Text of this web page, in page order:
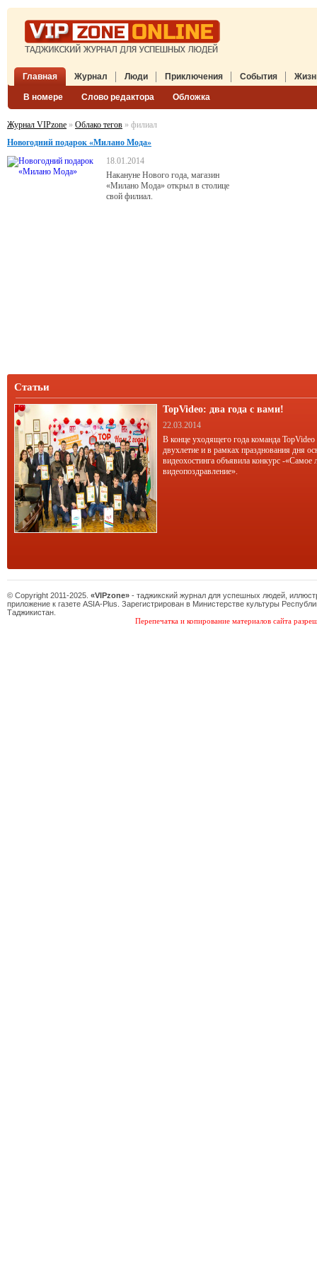
Главная Журнал
В номере Слово редактора Обложка
Люди Приключения События
Журнал VIPzone » Облако тегов » филиал
Новогодний подарок «Милано Мода»
18.01.2014
Накануне Нового года, магазин
«Милано Мода» открыл в столице
свой филиал.
Статьи
TopVideo: два года с вами!
22.03.2014
В конце уходящего года команда TopVideo
двухлетие и в рамках празднования дня
видеохостинга объявила конкурс -«Самое
видеопоздравление».
© Copyright 2011-2025. «VIPzone» - таджикский журнал для успешных людей,
приложение к газете ASIA-Plus. Зарегистрирован в Министерстве культуры
Таджикистан.
Перепечатка и копирование материалов сайта